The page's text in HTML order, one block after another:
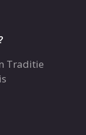
Traditie